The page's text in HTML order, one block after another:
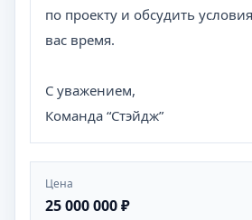
по проекту и обсудить
вас время.
С уважением,
Команда “Стэйдж”
Цена
25 000 000 ₽